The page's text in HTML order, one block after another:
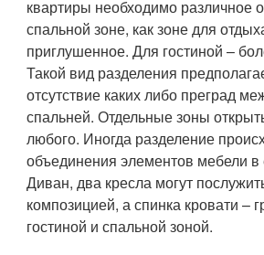
квартиры необходимо различное
спальной зоне, как зоне для
приглушенное. Для гостиной –
Такой вид разделения
отсутствие каких либо преград
спальней. Отдельные зоны
любого. Иногда разделение
объединения элементов мебели
Диван, два кресла могут
композицией, а спинка кровати –
гостиной и спальной зоной.